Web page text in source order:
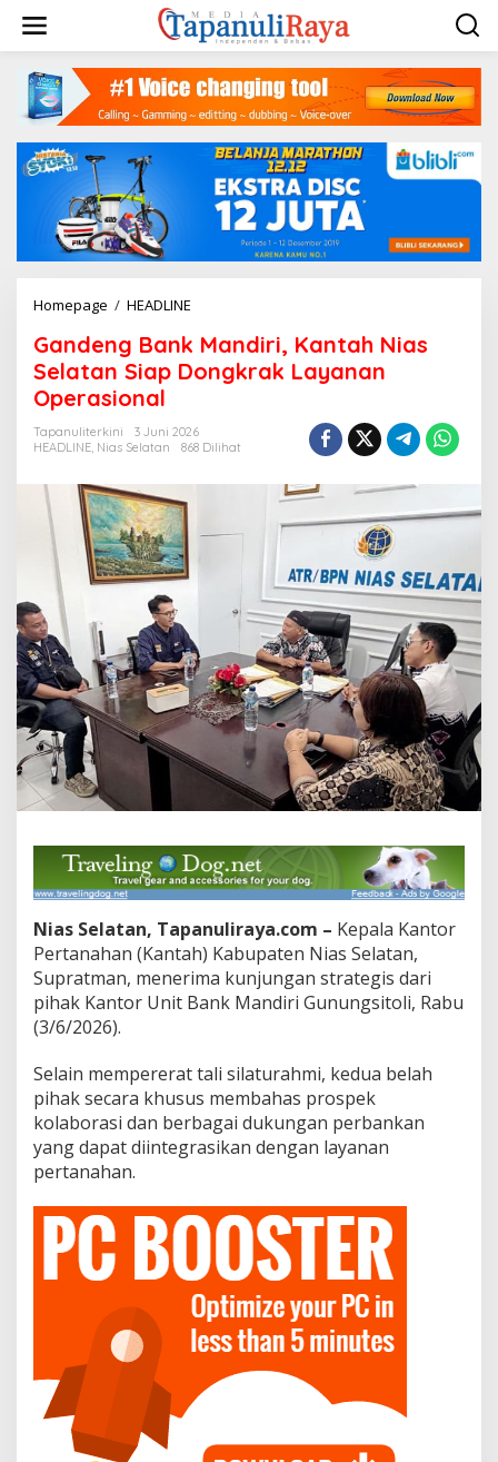
konten
Homepage / HEADLINE
Mandiri,
Kantah
Nias
Siap
Dongkrak
Operasional
Gandeng Bank Mandiri, Kantah Nias
Selatan Siap Dongkrak Layanan
Operasional
Tapanuliterkini
3 Juni 2026
HEADLINE, Nias Selatan 868 Dilihat
Nias Selatan, Tapanuliraya.com – Kepala Kantor
Pertanahan (Kantah) Kabupaten Nias Selatan,
Supratman, menerima kunjungan strategis dari
pihak Kantor Unit Bank Mandiri Gunungsitoli, Rabu
(3/6/2026).
Selain mempererat tali silaturahmi, kedua belah
pihak secara khusus membahas prospek
kolaborasi dan berbagai dukungan perbankan
yang dapat diintegrasikan dengan layanan
pertanahan.